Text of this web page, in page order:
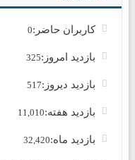
کاربران حاضر:0
بازدید امروز:325
بازدید دیروز:517
بازدید هفته:11,010
بازدید ماه:32,420